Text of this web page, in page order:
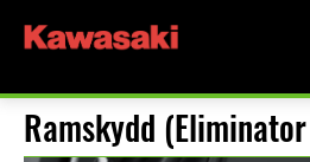
Ramskydd